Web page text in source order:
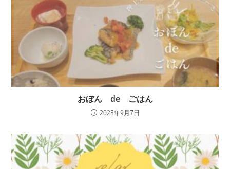
おぼん de ごはん
2023年9月7日